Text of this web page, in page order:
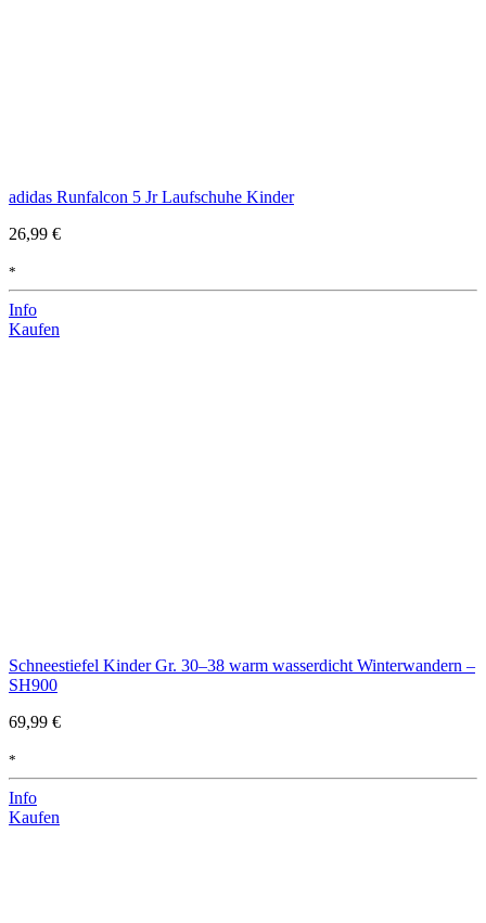
adidas Runfalcon 5 Jr Laufschuhe Kinder
26,99 €
*
Info
Kaufen
Schneestiefel Kinder Gr. 30–38 warm wasserdicht Winterwandern –
SH900
69,99 €
*
Info
Kaufen